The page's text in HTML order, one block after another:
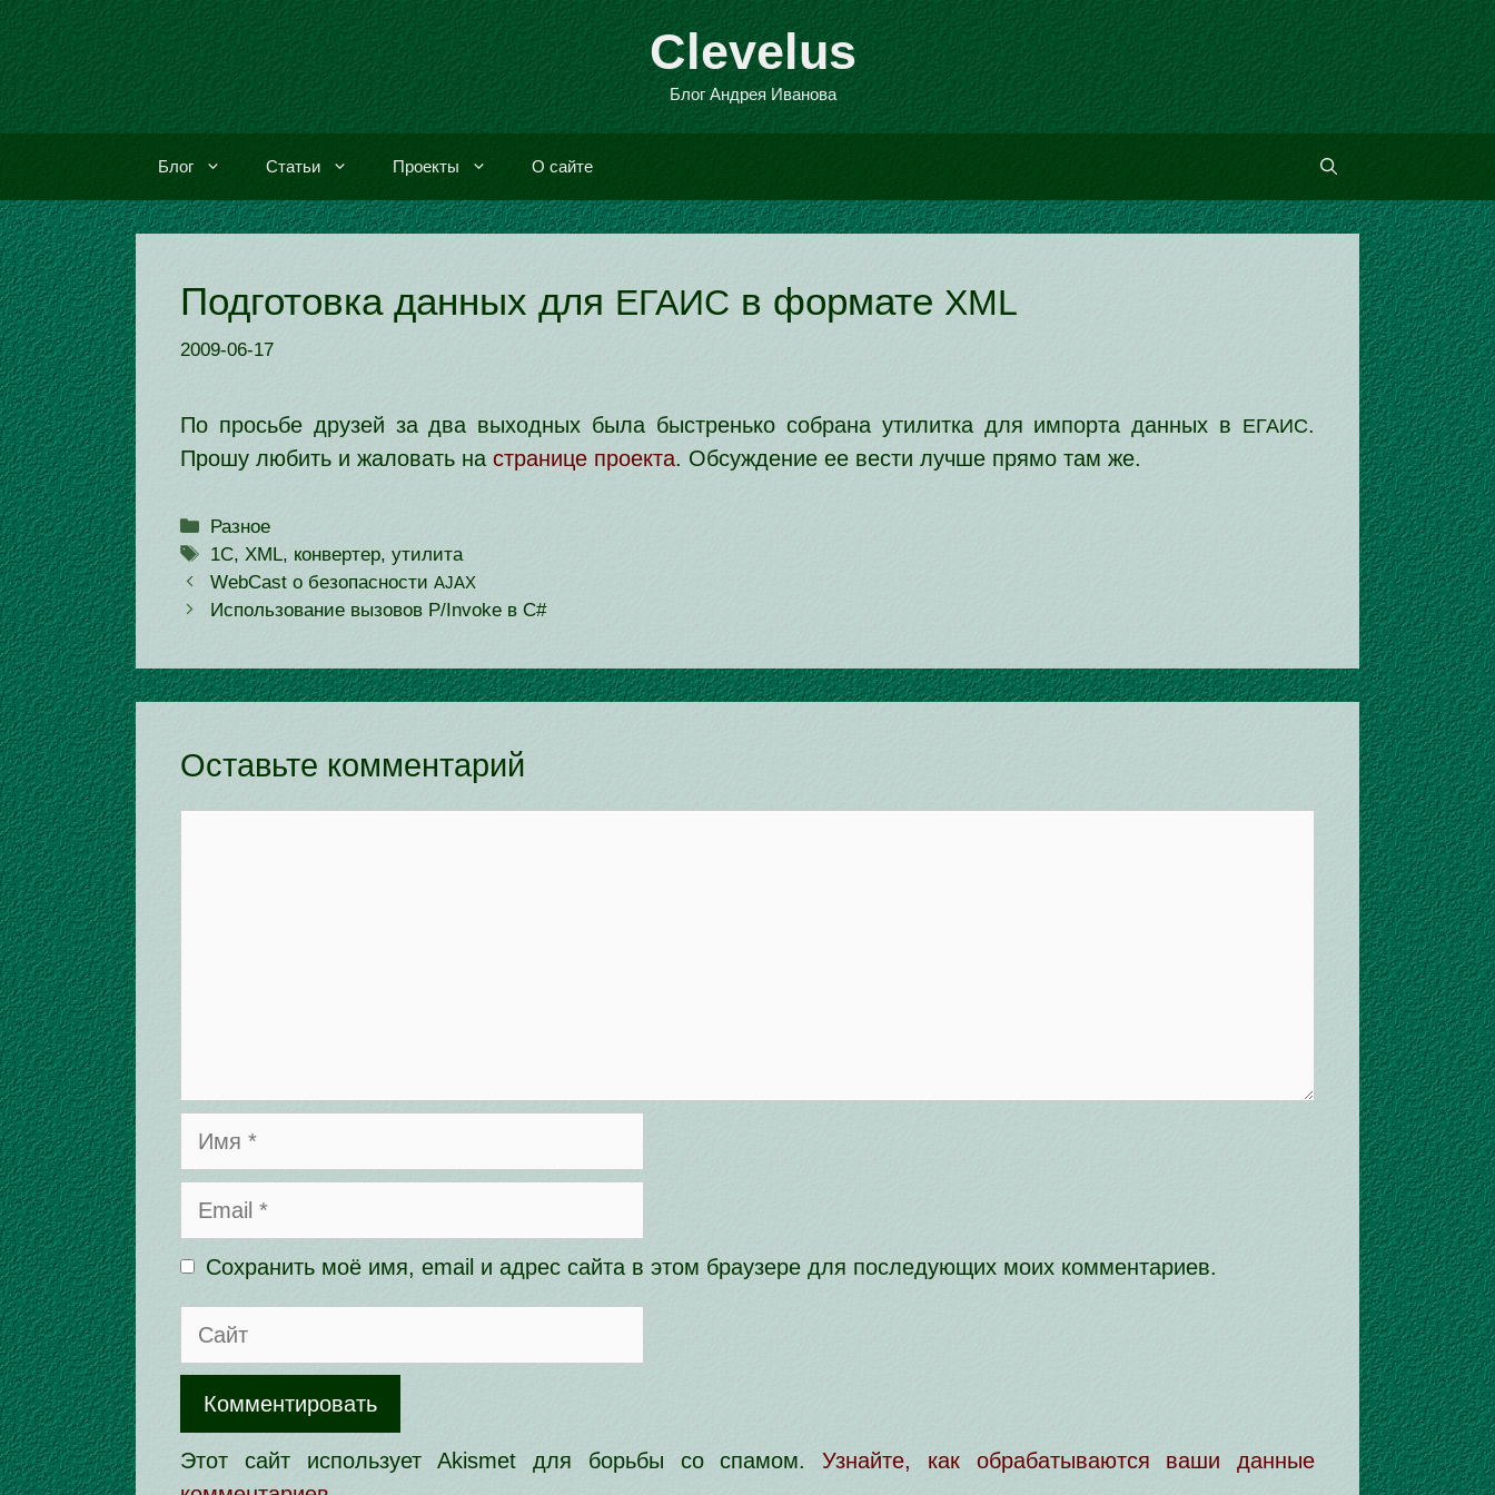
Перейти
к
содержимому
Clevelus
Блог Андрея Иванова
Блог Статьи Проекты О сай­те
Подготовка дан­ных для ЕГАИС в фор­ма­те XML
2009-06-17
По прось­бе дру­зей за два выход­ных была быст­рень­ко собра­на ути­лит­ка для импор­та дан­ных в ЕГАИС.
Прошу любить и жало­вать на стра­ни­це про­ек­та. Обсуждение ее вести луч­ше пря­мо там же.
Рубрики
Разное
Метки
1С, XML, конвертер,утилита
WebCast о без­опас­но­стиAJAX
Использование вызо­вов P/Invoke в C#
Оставьте комментарий
Имя
Email
Сохранить моё имя, email и адрес сайта в этом браузере для последующих моих комментариев.
Сайт
Этот сайт использует Akismet для борьбы со спамом. Узнайте, как обрабатываются ваши данные